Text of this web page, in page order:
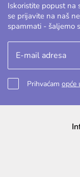
Iskoristite popust na
se prijavite na naš
spammati - šaljemo
Prihvaćam opće